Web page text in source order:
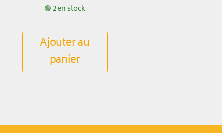
🟢 2 en stock
Ajouter au
panier